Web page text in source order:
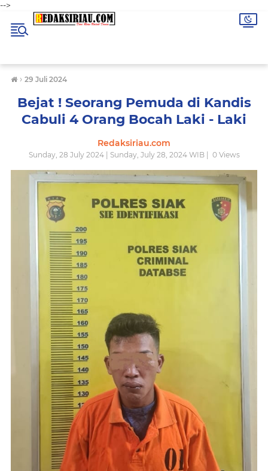
-->
› 29 Juli 2024
Bejat ! Seorang Pemuda di Kandis
Cabuli 4 Orang Bocah Laki - Laki
Redaksiriau.com
Sunday, 28 July 2024 | Sunday, July 28, 2024 WIB | 0Views